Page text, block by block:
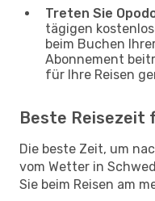
Treten Sie
tägigen
beim Buchen
Abonnement
für Ihre Reisen
Beste Reisezeit
Die beste Zeit, um
vom Wetter in
Sie beim Reisen am